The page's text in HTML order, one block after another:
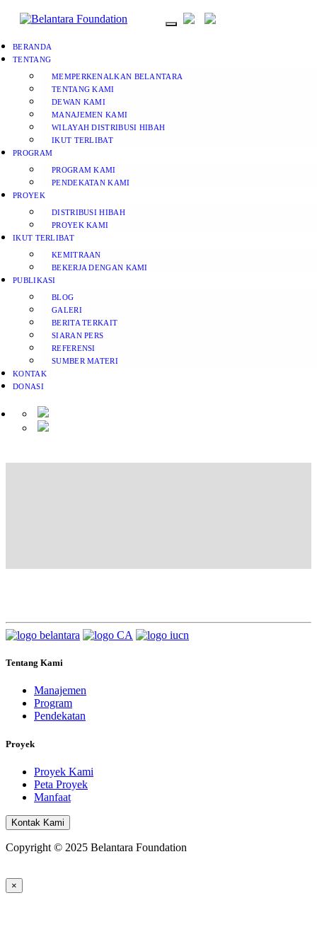
BERANDA
TENTANG
MEMPERKENALKAN BELANTARA
TENTANG KAMI
DEWAN KAMI
MANAJEMEN KAMI
WILAYAH DISTRIBUSI HIBAH
IKUT TERLIBAT
PROGRAM
PROGRAM KAMI
PENDEKATAN KAMI
PROYEK
DISTRIBUSI HIBAH
PROYEK KAMI
IKUT TERLIBAT
KEMITRAAN
BEKERJA DENGAN KAMI
PUBLIKASI
BLOG
GALERI
BERITA TERKAIT
SIARAN PERS
REFERENSI
SUMBER MATERI
KONTAK
DONASI
Tentang Kami
Manajemen
Program
Pendekatan
Proyek
Proyek Kami
Peta Proyek
Manfaat
Kontak Kami
Copyright © 2025 Belantara Foundation
×